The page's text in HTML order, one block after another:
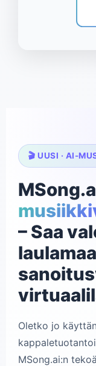
🎬 UUSI · AI-
– Saa
Oletko jo
MSong.ai:n